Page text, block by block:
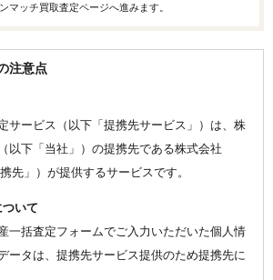
マッチ買取査定ページへ進みます。
注意点
サービス（以下「提携先サービス」）は、株
以下「当社」）の提携先である株式会社
先」）が提供するサービスです。
いて
一括査定フォームでご入力いただいた個人情
ータは、提携先サービス提供のため提携先に